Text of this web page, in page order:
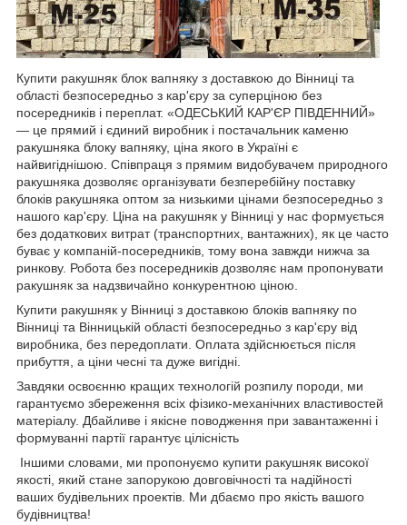
Купити ракушняк блок вапняку з доставкою до Вінниці та
області безпосередньо з кар'єру за суперціною без
посередників і переплат. «ОДЕСЬКИЙ КАР'ЄР ПІВДЕННИЙ»
— це прямий і єдиний виробник і постачальник каменю
ракушняка блоку вапняку, ціна якого в Україні є
найвигіднішою. Співпраця з прямим видобувачем природного
ракушняка дозволяє організувати безперебійну поставку
блоків ракушняка оптом за низькими цінами безпосередньо з
нашого кар'єру. Ціна на ракушняк у Вінниці у нас формується
без додаткових витрат (транспортних, вантажних), як це часто
буває у компаній-посередників, тому вона завжди нижча за
ринкову. Робота без посередників дозволяє нам пропонувати
ракушняк за надзвичайно конкурентною ціною.
Купити ракушняк у Вінниці з доставкою блоків вапняку по
Вінниці та Вінницькій області безпосередньо з кар'єру від
виробника, без передоплати. Оплата здійснюється після
прибуття, а ціни чесні та дуже вигідні.
Завдяки освоєнню кращих технологій розпилу породи, ми
гарантуємо збереження всіх фізико-механічних властивостей
матеріалу. Дбайливе і якісне поводження при завантаженні і
формуванні партії гарантує цілісність
Іншими словами, ми пропонуємо купити ракушняк високої
якості, який стане запорукою довговічності та надійності
ваших будівельних проектів. Ми дбаємо про якість вашого
будівництва!